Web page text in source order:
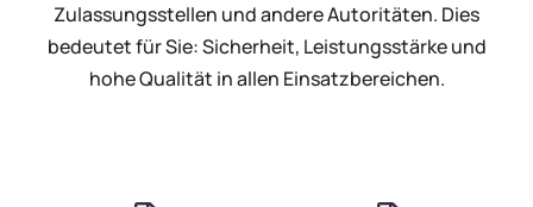
Zulassungsstellen und andere Autoritäten. Dies
bedeutet für Sie: Sicherheit, Leistungsstärke und
hohe Qualität in allen Einsatzbereichen.